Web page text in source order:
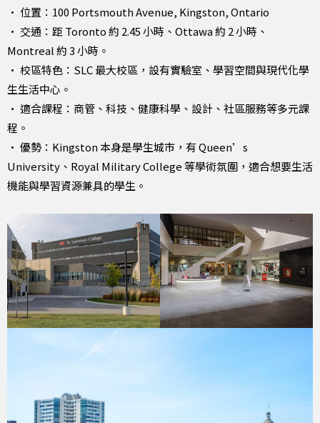
• 位置：100 Portsmouth Avenue, Kingston, Ontario
• 交通：距 Toronto 約 2.45 小時、Ottawa 約 2 小時、
Montreal 約 3 小時。
• 校區特色：SLC 最大校區，設有實驗室、學習空間與現代化學
生生活中心。
• 適合課程：商管、科技、健康科學、設計、社區服務等多元課
程。
• 優勢：Kingston 本身是學生城市，有 Queen’s
University、Royal Military College 等學術氛圍，適合想要生活
機能與學習資源兼具的學生。